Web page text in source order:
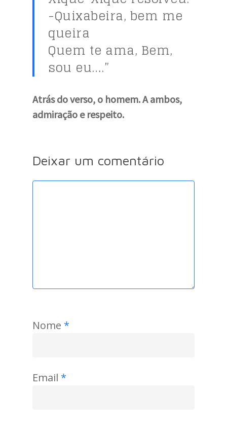
-Quixabeira, bem me
queira
Quem te ama, Bem,
sou eu….”
Atrás do verso, o homem. A ambos,
admiração e respeito.
Deixar um comentário
Nome *
Email *